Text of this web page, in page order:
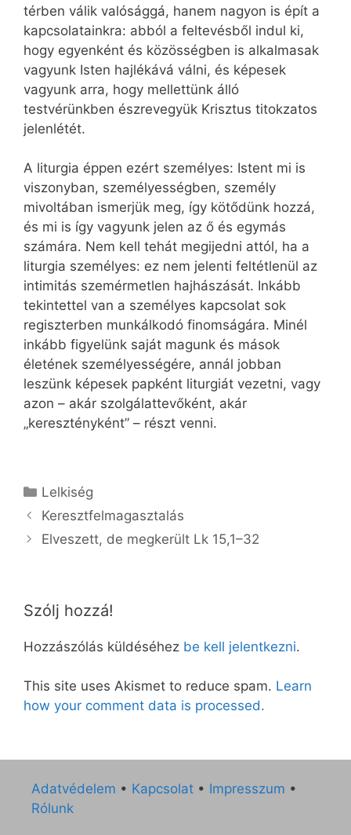
térben válik valósággá, hanem nagyon is épít a
kapcsolatainkra: abból a feltevésből indul ki,
hogy egyenként és közösségben is alkalmasak
vagyunk Isten hajlékává válni, és képesek
vagyunk arra, hogy mellettünk álló
testvérünkben észrevegyük Krisztus titokzatos
jelenlétét.
A liturgia éppen ezért személyes: Istent mi is
viszonyban, személyességben, személy
mivoltában ismerjük meg, így kötődünk hozzá,
és mi is így vagyunk jelen az ő és egymás
számára. Nem kell tehát megijedni attól, ha a
liturgia személyes: ez nem jelenti feltétlenül az
intimitás szemérmetlen hajhászását. Inkább
tekintettel van a személyes kapcsolat sok
regiszterben munkálkodó finomságára. Minél
inkább figyelünk saját magunk és mások
életének személyességére, annál jobban
leszünk képesek papként liturgiát vezetni, vagy
azon – akár szolgálattevőként, akár
„keresztényként” – részt venni.
Kategória
Lelkiség
Keresztfelmagasztalás
Elveszett, de megkerült Lk 15,1–32
Szólj hozzá!
Hozzászólás küldéséhez be kell jelentkezni.
This site uses Akismet to reduce spam. Learn
how your comment data is processed.
Adatvédelem • Kapcsolat • Impresszum •
Rólunk